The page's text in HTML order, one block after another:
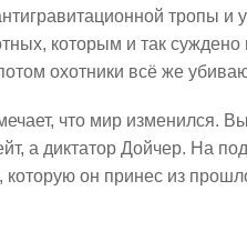
тропы и
которым и так суждено
охотники всё же
что мир изменился.
а диктатор Дойчер. На
которую он принес из